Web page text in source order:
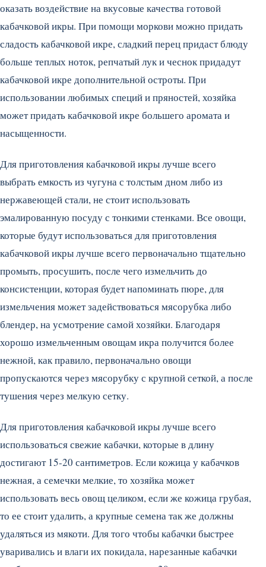
оказать воздействие на вкусовые качества готовой
кабачковой икры. При помощи моркови можно придать
сладость кабачковой икре, сладкий перец придаст блюду
больше теплых ноток, репчатый лук и чеснок придадут
кабачковой икре дополнительной остроты. При
использовании любимых специй и пряностей, хозяйка
может придать кабачковой икре большего аромата и
насыщенности.
Для приготовления кабачковой икры лучше всего
выбрать емкость из чугуна с толстым дном либо из
нержавеющей стали, не стоит использовать
эмалированную посуду с тонкими стенками. Все овощи,
которые будут использоваться для приготовления
кабачковой икры лучше всего первоначально тщательно
промыть, просушить, после чего измельчить до
консистенции, которая будет напоминать пюре, для
измельчения может задействоваться мясорубка либо
блендер, на усмотрение самой хозяйки. Благодаря
хорошо измельченным овощам икра получится более
нежной, как правило, первоначально овощи
пропускаются через мясорубку с крупной сеткой, а после
тушения через мелкую сетку.
Для приготовления кабачковой икры лучше всего
использоваться свежие кабачки, которые в длину
достигают 15-20 сантиметров. Если кожица у кабачков
нежная, а семечки мелкие, то хозяйка может
использовать весь овощ целиком, если же кожица грубая,
то ее стоит удалить, а крупные семена так же должны
удаляться из мякоти. Для того чтобы кабачки быстрее
уваривались и влаги их покидала, нарезанные кабачки